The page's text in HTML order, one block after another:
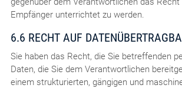
Empfänger unterrichtet zu werden.
6.6 RECHT AUF
Sie haben das Recht, die Sie betreffenden
Daten, die Sie dem Verantwortlichen
einem strukturierten, gängigen und